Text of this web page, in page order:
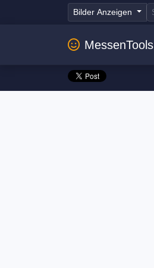
Bilder Anzeigen
MessenTools